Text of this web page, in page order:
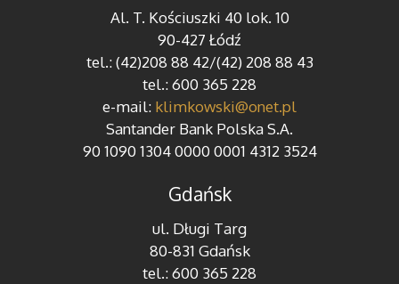
Al. T. Kościuszki 40 lok. 10
90-427 Łódź
tel.: (42)208 88 42/(42) 208 88 43
tel.: 600 365 228
e-mail: klimkowski@onet.pl
Santander Bank Polska S.A.
90 1090 1304 0000 0001 4312 3524
Gdańsk
ul. Długi Targ
80-831 Gdańsk
tel.: 600 365 228